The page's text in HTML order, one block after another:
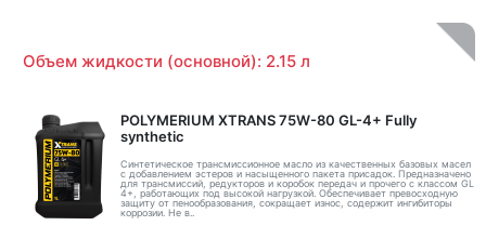
Объем жидкости (основной): 2.15 л
POLYMERIUM XTRANS 75W-80 GL-4+ Fully
synthetic
Синтетическое трансмиссионное масло из качественных базовых масел
с добавлением эстеров и насыщенного пакета присадок. Предназначено
для трансмиссий, редукторов и коробок передач и прочего с классом GL
4+, работающих под высокой нагрузкой. Обеспечивает превосходную
защиту от пенообразования, сокращает износ, содержит ингибиторы
коррозии. Не в..